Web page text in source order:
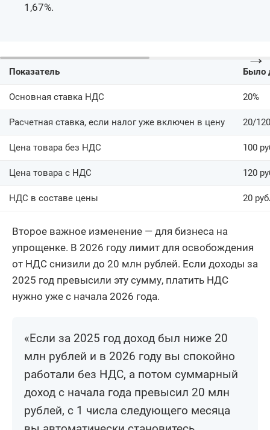
1,67%.
→
Показатель Было
Основная ставка НДС 20%
Расчетная ставка, если налог уже включен в цену 20/120
Цена товара без НДС 100
Цена товара с НДС 120
НДС в составе цены 20
Второе важное изменение — для бизнеса на
упрощенке. В 2026 году лимит для освобождения
от НДС снизили до 20 млн рублей. Если доходы за
2025 год превысили эту сумму, платить НДС
нужно уже с начала 2026 года.
«Если за 2025 год доход был ниже 20
млн рублей и в 2026 году вы спокойно
работали без НДС, а потом суммарный
доход с начала года превысил 20 млн
рублей, с 1 числа следующего месяца